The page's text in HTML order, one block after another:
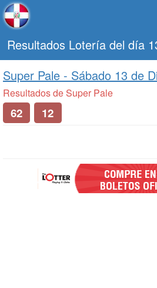
Resultados Lotería del día
Super Pale - Sábado 13 de
Resultados de Super Pale
62 12